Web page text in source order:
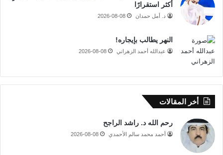
أكثر استقرارًا
د. أمل حمدان 2026-08-08
النهر يطالب بإيجاره!
عبدالله أحمد الزهراني 2026-08-08
أخر المقالات
رحم الله د. راشد الراجح
أحمد محمد سالم الأحمدي 2026-08-08